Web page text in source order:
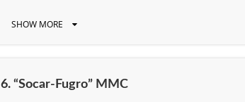
SHOW MORE
6. “Socar-Fugro” MMC